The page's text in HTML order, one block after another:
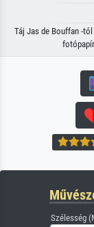
Táj Jas de Bouffan -
Szélesség